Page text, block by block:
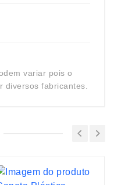
variar pois o
diversos fabricantes.